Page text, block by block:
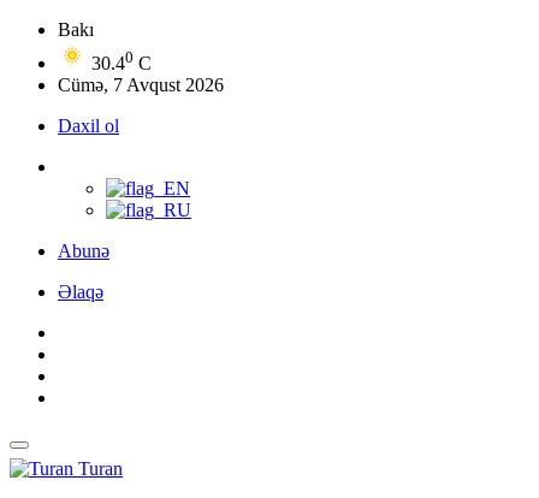
Bakı
30.40 C
Cümə, 7 Avqust 2026
Daxil ol
Abunə
Əlaqə
Turan